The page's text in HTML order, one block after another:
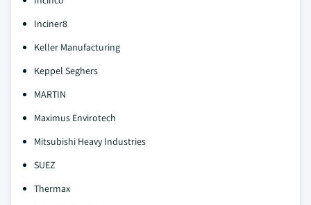
Inciner8
Keller Manufacturing
Keppel Seghers
MARTIN
Maximus Envirotech
Mitsubishi Heavy Industries
SUEZ
Thermax